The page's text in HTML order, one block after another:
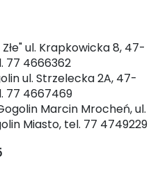
ul. Krapkowicka 8, 47-
77 4666362
ul. Strzelecka 2A, 47-
77 4667469
Marcin Mrocheń, ul.
Miasto, tel. 77 4749229